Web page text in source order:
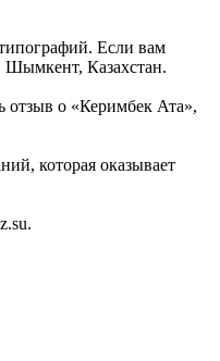
Если вам
Шымкент, Казахстан.
отзыв о «Керимбек Ата»,
которая оказывает